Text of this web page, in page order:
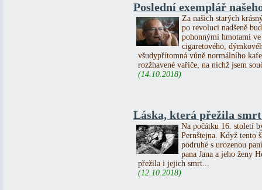
Poslední exemplář
Za našich starých
po revoluci nadšeně
pohonnými hmotami
cigaretového,
všudypřítomná vůně normálního
rozžhavené vařiče, na nichž jsem
(14.10.2018)
Láska, která přežila
Na počátku 16. století
Pernštejna. Když tento
podruhé s urozenou
pana Jana a jeho ženy
přežila i jejich smrt...
(12.10.2018)